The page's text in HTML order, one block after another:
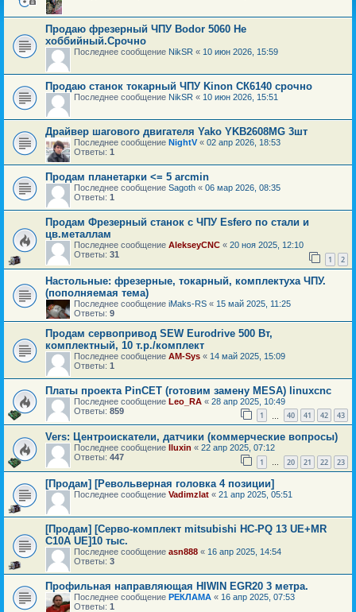
Продаю фрезерный ЧПУ Bodor 5060 Не
хоббийный.Срочно
Последнее сообщение NikSR « 10 июн 2026, 15:59
Продаю станок токарный ЧПУ Kinon СК6140 срочно
Последнее сообщение NikSR « 10 июн 2026, 15:51
Драйвер шагового двигателя Yako YKB2608MG 3шт
Последнее сообщение NightV« 02 апр 2026, 18:53
Ответы: 1
Продам планетарки <= 5 arcmin
Последнее сообщение Sagoth « 06 мар 2026, 08:35
Ответы: 1
Продам Фрезерный станок с ЧПУ Esfero по стали и
цв.металлам
Последнее сообщение AlekseyCNC « 20 ноя 2025, 12:10
Ответы: 31 1 2
Настольные: фрезерные, токарный, комплектуха ЧПУ.
(пополняемая тема)
Последнее сообщение iMaks-RS « 15 май 2025, 11:25
Ответы: 9
Продам сервопривод SEW Eurodrive 500 Вт,
комплектный, 10 т.р./комплект
Последнее сообщение AM-Sys « 14 май 2025, 15:09
Ответы: 1
Платы проекта PinCET (готовим замену MESA) linuxcnc
Последнее сообщение Leo_RA « 28 апр 2025, 10:49
Ответы: 859 1 40 41 42 43
Vers: Центроискатели, датчики (коммерческие вопросы)
Последнее сообщение Iluxin « 22 апр 2025, 07:12
Ответы: 447 1 … 20 21 22 23
[Продам] [Револьверная головка 4 позиции]
Последнее сообщение Vadimzlat « 21 апр 2025, 05:51
[Продам] [Серво-комплект mitsubishi HC-PQ 13 UE+MR
C10A UE]10 тыс.
Последнее сообщение asn888 « 16 апр 2025, 14:54
Ответы: 3
Профильная направляющая HIWIN EGR20 3 метра.
Последнее сообщение РЕКЛАМА « 16 апр 2025, 07:53
Ответы: 1